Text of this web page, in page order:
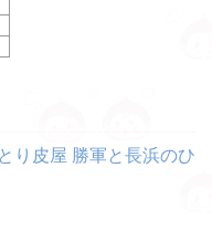
り皮屋 勝軍と長浜のひ